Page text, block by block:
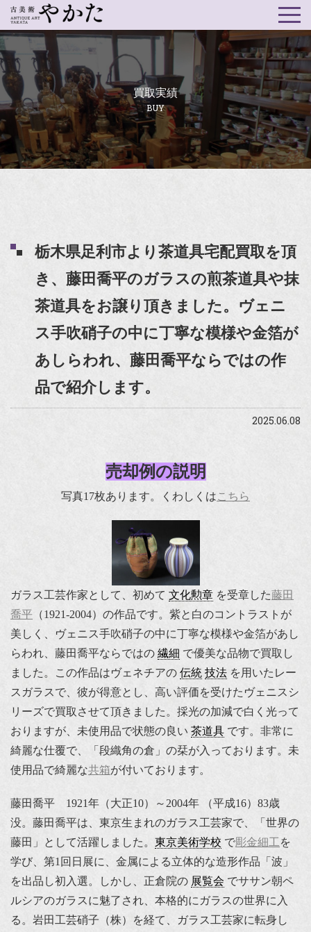
買取実績
BUY
栃木県足利市より茶道具宅配買取を頂
き、藤田喬平のガラスの煎茶道具や抹
茶道具をお譲り頂きました。ヴェニ
ス手吹硝子の中に丁寧な模様や金箔が
あしらわれ、藤田喬平ならではの作
品で紹介します。
2025.06.08
売却例の説明
写真17枚あります。くわしくはこちら
ガラス工芸作家として、初めて 文化勲章 を受章した藤田
喬平 （1921-2004）の作品です。紫と白のコントラストが
美しく、ヴェニス手吹硝子の中に丁寧な模様や金箔があし
らわれ、藤田喬平ならではの 繊細 で優美な品物で買取し
ました。この作品はヴェネチアの 伝統 技法 を用いたレー
スガラスで、彼が得意とし、高い評価を受けたヴェニスシ
リーズで買取させて頂きました。採光の加減で白く光って
おりますが、未使用品で状態の良い 茶道具 です。非常に
綺麗な仕覆で、「段織角の倉」の栞が入っております。未
使用品で綺麗な共箱が付いております。
藤田喬平 1921年（大正10）～2004年 （平成16）83歳
没。藤田喬平は、東京生まれのガラス工芸家で、「世界の
藤田」として活躍しました。 東京美術学校 で彫金細工 を
学び、第1回日展に、金属による立体的な造形作品「波」
を出品し初入選。しかし、正倉院の 展覧会 でササン朝ペ
ルシアのガラスに魅了され、本格的にガラスの世界に入
る。岩田工芸硝子（株）を経て、ガラス工芸家に転身し